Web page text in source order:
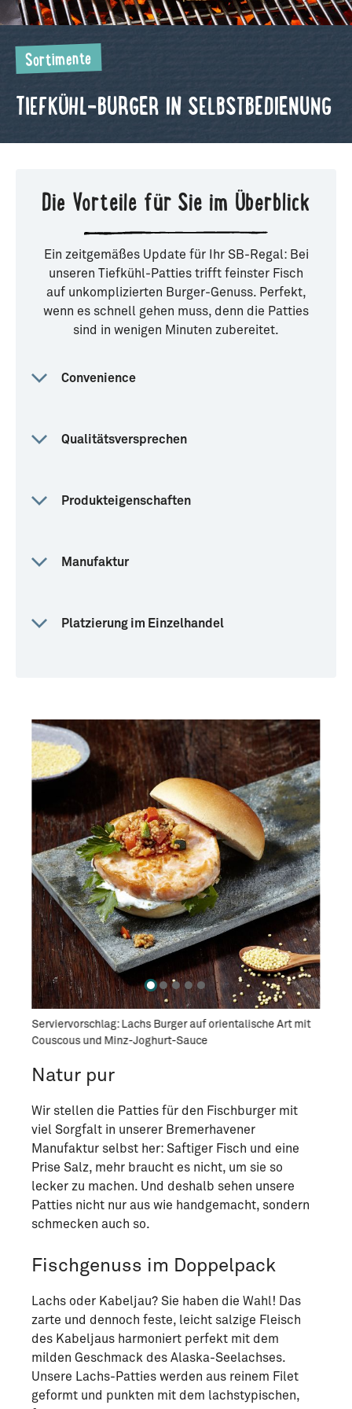
Sortimente
TIEFKÜHL-BURGER IN SELBSTBEDIENUNG
Die Vorteile für Sie im Überblick
Ein zeitgemäßes Update für Ihr SB-Regal: Bei
unseren Tiefkühl-Patties trifft feinster Fisch
auf unkomplizierten Burger-Genuss. Perfekt,
wenn es schnell gehen muss, denn die Patties
sind in wenigen Minuten zubereitet.
Convenience
Qualitätsversprechen
Produkteigenschaften
Manufaktur
Platzierung im Einzelhandel
Serviervorschlag: Lachs Burger auf orientalische Art mit
Couscous und Minz-Joghurt-Sauce
Natur pur
Wir stellen die Patties für den Fischburger mit
viel Sorgfalt in unserer Bremerhavener
Manufaktur selbst her: Saftiger Fisch und eine
Prise Salz, mehr braucht es nicht, um sie so
lecker zu machen. Und deshalb sehen unsere
Patties nicht nur aus wie handgemacht, sondern
schmecken auch so.
Fischgenuss im Doppelpack
Lachs oder Kabeljau? Sie haben die Wahl! Das
zarte und dennoch feste, leicht salzige Fleisch
des Kabeljaus harmoniert perfekt mit dem
milden Geschmack des Alaska-Seelachses.
Unsere Lachs-Patties werden aus reinem Filet
geformt und punkten mit dem lachstypischen,